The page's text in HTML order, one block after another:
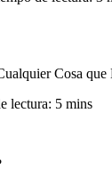
Cosa que
lectura: 5 mins